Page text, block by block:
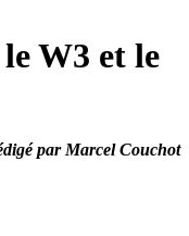
W3 et le
par Marcel Couchot